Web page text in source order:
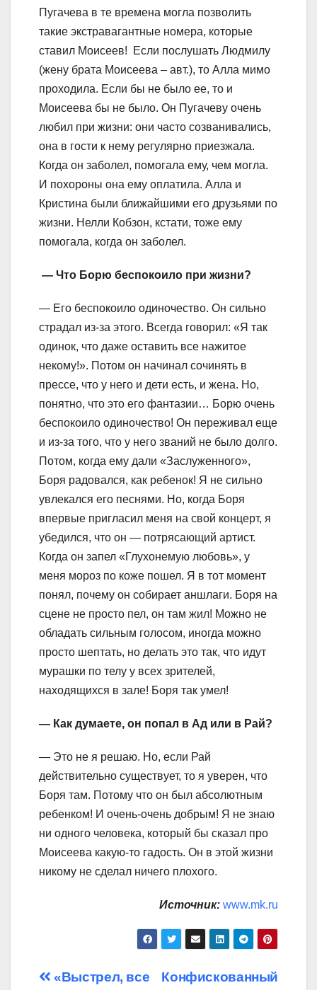
Пугачева в те времена могла позволить
такие экстравагантные номера, которые
ставил Моисеев! ​ Если послушать Людмилу
(жену брата Моисеева – авт.), то Алла мимо
проходила. Если бы не было ее, то и
Моисеева бы не было. Он Пугачеву очень
любил при жизни: они часто созванивались,
она в гости к нему регулярно приезжала.
Когда он заболел, помогала ему, чем могла.
И похороны она ему оплатила. Алла и
Кристина были ближайшими его друзьями по
жизни. Нелли Кобзон, кстати, тоже ему
помогала, когда он заболел.
​ — Что Борю беспокоило при жизни?
— Его беспокоило одиночество. Он сильно
страдал из-за этого. Всегда говорил: «Я так
одинок, что даже оставить все нажитое
некому!». Потом он начинал сочинять в
прессе, что у него и дети есть, и жена. Но,
понятно, что это его фантазии… Борю очень
беспокоило одиночество! Он переживал еще
и из-за того, что у него званий не было долго.
Потом, когда ему дали «Заслуженного»,
Боря радовался, как ребенок! Я не сильно
увлекался его песнями. Но, когда Боря
впервые пригласил меня на свой концерт, я
убедился, что он — потрясающий артист.
Когда он запел «Глухонемую любовь», у
меня мороз по коже пошел. Я в тот момент
понял, почему он собирает аншлаги. ​Боря на
сцене не просто пел, он там жил! Можно не
обладать сильным голосом, иногда можно
просто шептать, но делать это так, что идут
мурашки по телу у всех зрителей,
находящихся в зале! Боря так умел!
— Как думаете, он попал в Ад или в Рай?
— Это не я решаю. Но, если Рай
действительно существует, то я уверен, что
Боря там. Потому что он был абсолютным
ребенком! И очень-очень добрым! Я не знаю
ни одного человека, который бы сказал про
Моисеева какую-то гадость. Он в этой жизни
никому не сделал ничего плохого.
Источник: www.mk.ru
Навигация
Конфискованный
«Выстрел, все